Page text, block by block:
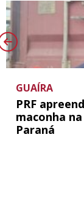
GUAÍRA
PRF
maconha
Paraná